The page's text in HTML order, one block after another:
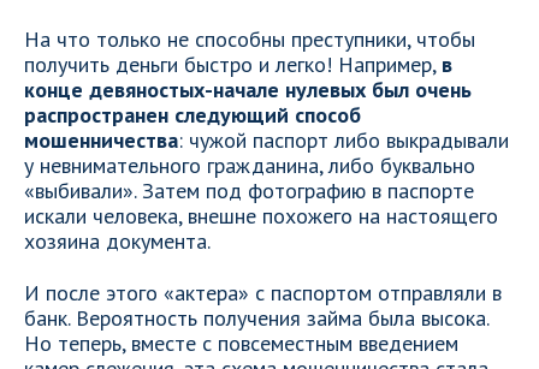
На что только не способны преступники, чтобы
получить деньги быстро и легко! Например, в
конце девяностых-начале нулевых был очень
распространен следующий способ
мошенничества: чужой паспорт либо выкрадывали
у невнимательного гражданина, либо буквально
«выбивали». Затем под фотографию в паспорте
искали человека, внешне похожего на настоящего
хозяина документа.
И после этого «актера» с паспортом отправляли в
банк. Вероятность получения займа была высока.
Но теперь, вместе с повсеместным введением